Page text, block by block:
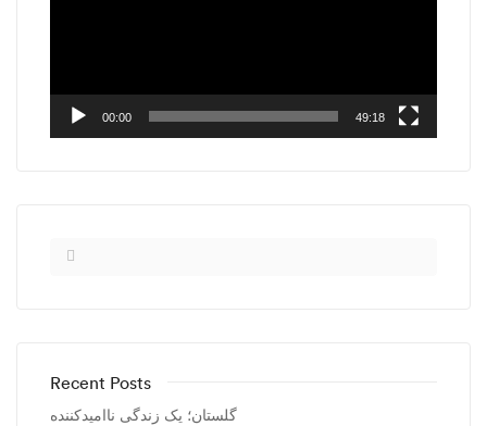
00:00 49:18
Recent Posts
گلستان؛ یک زندگی ناامیدکننده